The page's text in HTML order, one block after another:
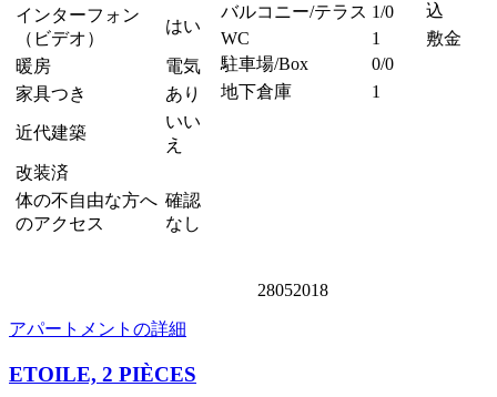
インターフォン
（ビデオ）
はい
暖房
電気
家具つき
あり
近代建築
いい
え
改装済
体の不自由な方へ
のアクセス
確認
なし
バルコニー/テラス 1/0
WC
1
駐車場/Box
0/0
地下倉庫
1
込
敷金
28052018
アパートメントの詳細
ETOILE, 2 PIÈCES